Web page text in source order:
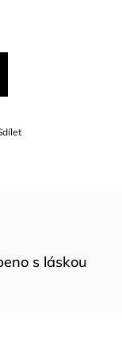
s láskou